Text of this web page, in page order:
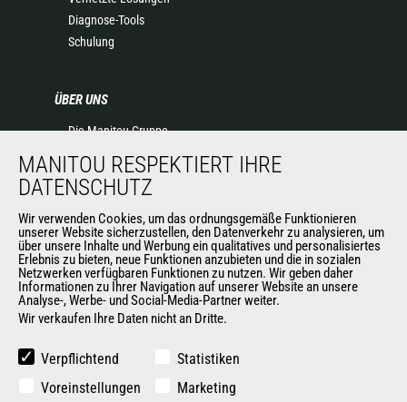
Diagnose-Tools
Schulung
ÜBER UNS
Die Manitou-Gruppe
Impressum
Datenschutz
Veranstaltungen
Neuigkeiten
Geschichte
Allgemeine Verkaufs- und Lieferbedingungen
Karriere
MANITOU RESPEKTIERT IHRE
DATENSCHUTZ
Wir verwenden Cookies, um das ordnungsgemäße Funktionieren
unserer Website sicherzustellen, den Datenverkehr zu analysieren, um
über unsere Inhalte und Werbung ein qualitatives und personalisiertes
Erlebnis zu bieten, neue Funktionen anzubieten und die in sozialen
Netzwerken verfügbaren Funktionen zu nutzen. Wir geben daher
Informationen zu Ihrer Navigation auf unserer Website an unsere
Analyse-, Werbe- und Social-Media-Partner weiter.
Wir verkaufen Ihre Daten nicht an Dritte.
Verpflichtend
Statistiken
Voreinstellungen
Marketing